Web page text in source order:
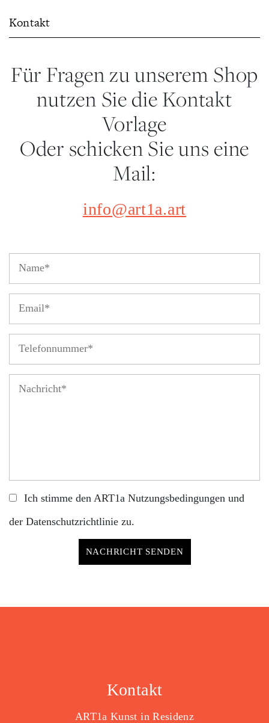
Kontakt
Für Fragen zu unserem Shop
nutzen Sie die Kontakt
Vorlage
Oder schicken Sie uns eine
Mail:
info@art1a.art
Ich stimme den ART1a Nutzungsbedingungen und
der Datenschutzrichtlinie zu.
Kontakt
ART1a Kunst in Residenz